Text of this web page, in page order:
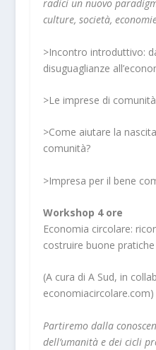
radici un nuovo
culture, società,
>Incontro introduttivo:
disuguaglianze
>Le imprese di
>Come aiutare la
comunità?
>Impresa per il bene
Workshop 4 ore
Economia circolare:
costruire buone pratiche
(A cura di A Sud, in
economiacircolare.com)
Partiremo dalla
dell’umanità e dei cicli